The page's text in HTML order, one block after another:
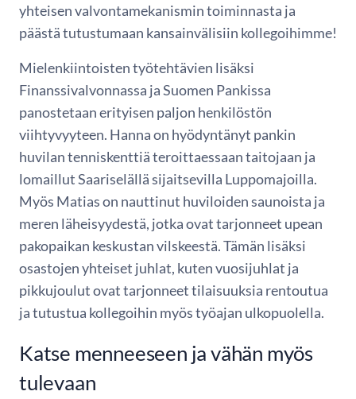
yhteisen valvontamekanismin toiminnasta ja
päästä tutustumaan kansainvälisiin kollegoihimme!
Mielenkiintoisten työtehtävien lisäksi
Finanssivalvonnassa ja Suomen Pankissa
panostetaan erityisen paljon henkilöstön
viihtyvyyteen. Hanna on hyödyntänyt pankin
huvilan tenniskenttiä teroittaessaan taitojaan ja
lomaillut Saariselällä sijaitsevilla Luppomajoilla.
Myös Matias on nauttinut huviloiden saunoista ja
meren läheisyydestä, jotka ovat tarjonneet upean
pakopaikan keskustan vilskeestä. Tämän lisäksi
osastojen yhteiset juhlat, kuten vuosijuhlat ja
pikkujoulut ovat tarjonneet tilaisuuksia rentoutua
ja tutustua kollegoihin myös työajan ulkopuolella.
Katse menneeseen ja vähän myös
tulevaan